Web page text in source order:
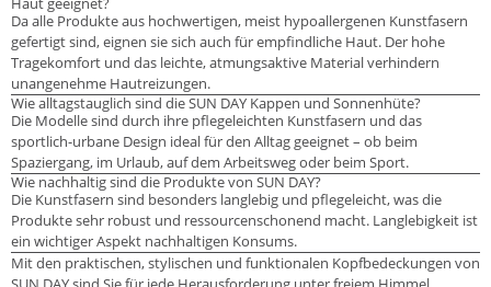
Da alle Produkte aus hochwertigen, meist hypoallergenen Kunstfasern
gefertigt sind, eignen sie sich auch für empfindliche Haut. Der hohe
Tragekomfort und das leichte, atmungsaktive Material verhindern
unangenehme Hautreizungen.
Wie alltagstauglich sind die SUN DAY Kappen und Sonnenhüte?
Die Modelle sind durch ihre pflegeleichten Kunstfasern und das
sportlich-urbane Design ideal für den Alltag geeignet – ob beim
Spaziergang, im Urlaub, auf dem Arbeitsweg oder beim Sport.
Wie nachhaltig sind die Produkte von SUN DAY?
Die Kunstfasern sind besonders langlebig und pflegeleicht, was die
Produkte sehr robust und ressourcenschonend macht. Langlebigkeit ist
ein wichtiger Aspekt nachhaltigen Konsums.
Mit den praktischen, stylischen und funktionalen Kopfbedeckungen von